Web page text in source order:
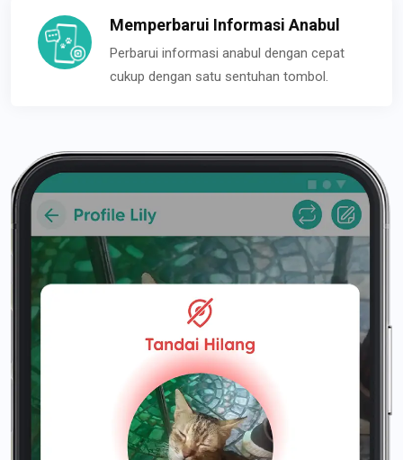
Memperbarui Informasi Anabul
Perbarui informasi anabul dengan cepat
cukup dengan satu sentuhan tombol.